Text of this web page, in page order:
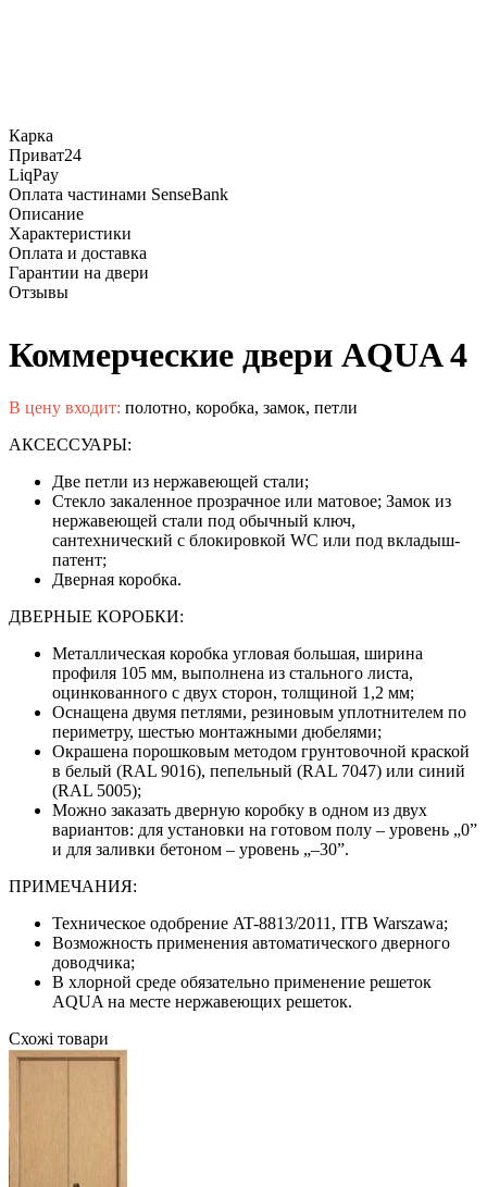
Карка
Приват24
LiqPay
Оплата частинами SenseBank
Описание
Характеристики
Оплата и доставка
Гарантии на двери
Отзывы
Коммерческие двери AQUA 4
В цену входит: полотно, коробка, замок, петли
АКСЕССУАРЫ:
Две петли из нержавеющей стали;
Стекло закаленное прозрачное или матовое; Замок из
нержавеющей стали под обычный ключ,
сантехнический с блокировкой WC или под вкладыш-
патент;
Дверная коробка.
ДВЕРНЫЕ КОРОБКИ:
Металлическая коробка угловая большая, ширина
профиля 105 мм, выполнена из стального листа,
оцинкованного с двух сторон, толщиной 1,2 мм;
Оснащена двумя петлями, резиновым уплотнителем по
периметру, шестью монтажными дюбелями;
Окрашена порошковым методом грунтовочной краской
в белый (RAL 9016), пепельный (RAL 7047) или синий
(RAL 5005);
Можно заказать дверную коробку в одном из двух
вариантов: для установки на готовом полу – уровень „0”
и для заливки бетоном – уровень „–30”.
ПРИМЕЧАНИЯ:
Техническое одобрение AT-8813/2011, ITB Warszawa;
Возможность применения автоматического дверного
доводчика;
В хлорной среде обязательно применение решеток
AQUA на месте нержавеющих решеток.
Схожі товари